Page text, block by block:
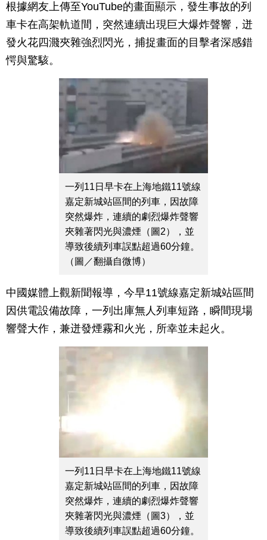
根據網友上傳至YouTube的畫面顯示，發生事故的列
車卡在高架軌道間，突然連續出現巨大爆炸聲響，迸
發火花四濺夾雜強烈閃光，捕捉畫面的目擊者深感錯
愕與驚駭。
一列11日早卡在上海地鐵11號線
嘉定新城站區間的列車，因故障
突然爆炸，連續的劇烈爆炸聲響
夾雜著閃光與濃煙（圖2），並
導致後續列車誤點超過60分鐘。
（圖／翻攝自微博）
中國媒體上觀新聞報導，今早11號線嘉定新城站區間
因供電設備故障，一列出庫無人列車短路，瞬間現場
響聲大作，兼迸發煙霧和火光，所幸並未起火。
一列11日早卡在上海地鐵11號線
嘉定新城站區間的列車，因故障
突然爆炸，連續的劇烈爆炸聲響
夾雜著閃光與濃煙（圖3），並
導致後續列車誤點超過60分鐘。